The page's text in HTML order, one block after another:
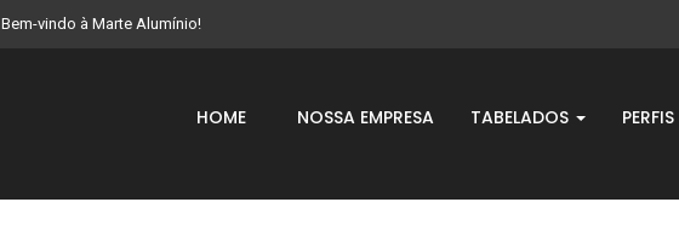
Bem-vindo à Marte Alumínio!
HOME NOSSA EMPRESA TABELADOS PERFIS